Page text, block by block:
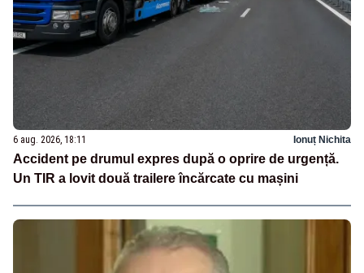
6 aug. 2026, 18:11 Ionuț Nichita
Accident pe drumul expres după o oprire de urgență.
Un TIR a lovit două trailere încărcate cu mașini